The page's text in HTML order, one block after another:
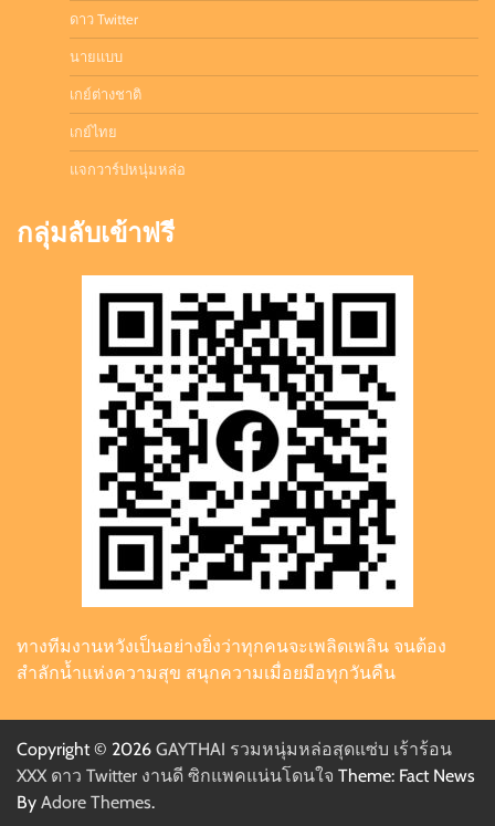
ดาว Twitter
นายแบบ
เกย์ต่างชาติ
เกย์ไทย
แจกวาร์ปหนุ่มหล่อ
กลุ่มลับเข้าฟรี
ทางทีมงานหวังเป็นอย่างยิ่งว่าทุกคนจะเพลิดเพลิน จนต้อง
สำลักน้ำแห่งความสุข สนุกความเมื่อยมือทุกวันคืน
Copyright © 2026 GAYTHAI รวมหนุ่มหล่อสุดแซ่บ เร้าร้อน
XXX ดาว Twitter งานดี ซิกแพคแน่นโดนใจ Theme: Fact News
By Adore Themes.